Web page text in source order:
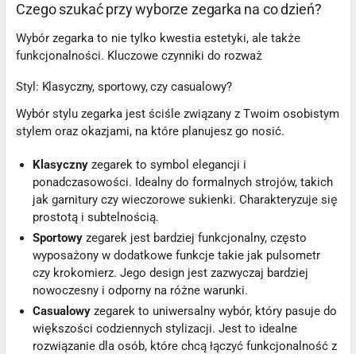
Czego szukać przy wyborze zegarka na co dzień?
Wybór zegarka to nie tylko kwestia estetyki, ale także
funkcjonalności. Kluczowe czynniki do rozważ
Styl: Klasyczny, sportowy, czy casualowy?
Wybór stylu zegarka jest ściśle związany z Twoim osobistym
stylem oraz okazjami, na które planujesz go nosić.
Klasyczny zegarek to symbol elegancji i
ponadczasowości. Idealny do formalnych strojów, takich
jak garnitury czy wieczorowe sukienki. Charakteryzuje się
prostotą i subtelnością.
Sportowy zegarek jest bardziej funkcjonalny, często
wyposażony w dodatkowe funkcje takie jak pulsometr
czy krokomierz. Jego design jest zazwyczaj bardziej
nowoczesny i odporny na różne warunki.
Casualowy zegarek to uniwersalny wybór, który pasuje do
większości codziennych stylizacji. Jest to idealne
rozwiązanie dla osób, które chcą łączyć funkcjonalność z